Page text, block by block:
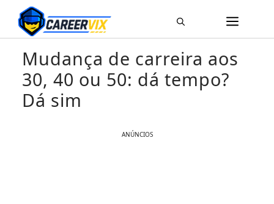
Pular
para
o
conteúdoMudança de carreira aos
30, 40 ou 50: dá tempo?
Dá sim
ANÚNCIOS